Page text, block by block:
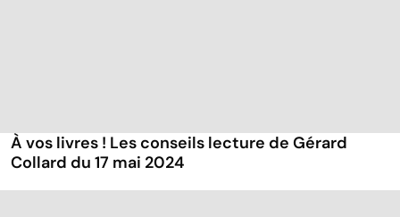
À vos livres ! Les conseils lecture de Gérard
Collard du 17 mai 2024